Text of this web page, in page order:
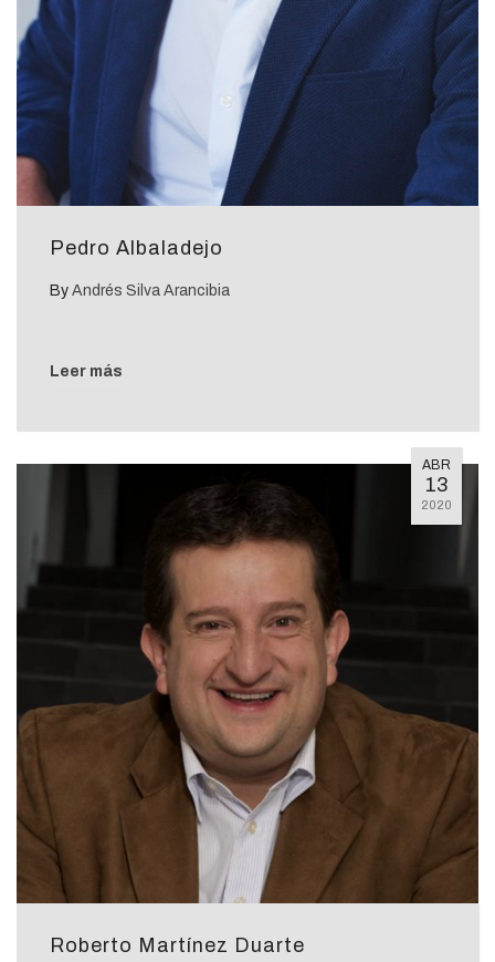
Pedro Albaladejo
By Andrés Silva Arancibia
Leer más
ABR
13
2020
Roberto Martínez Duarte